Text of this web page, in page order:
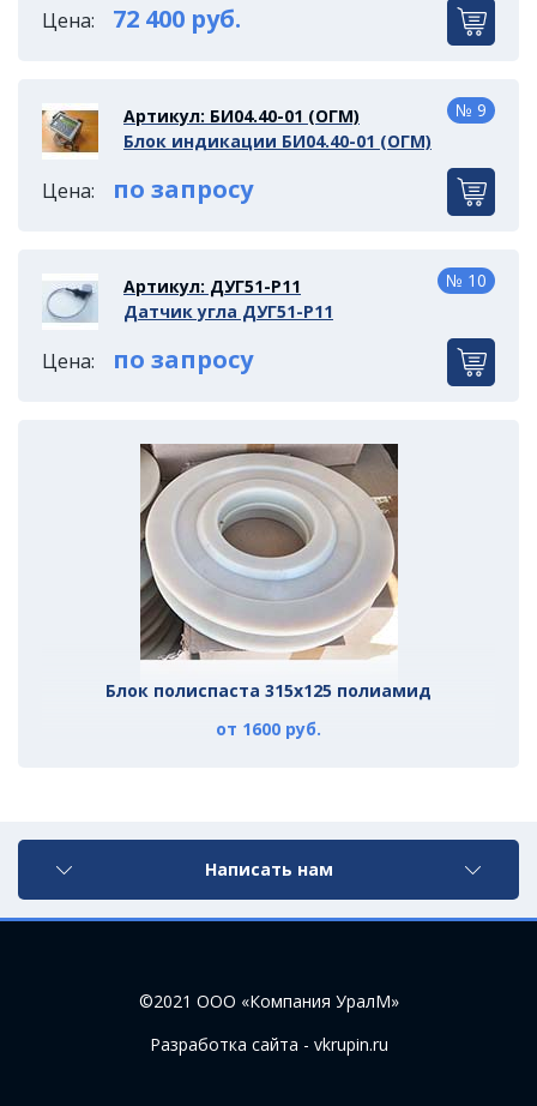
Цена: 72 400 руб.
Артикул: БИ04.40-01 (ОГМ)
Блок индикации БИ04.40-01 (ОГМ)
Цена: по запросу
№ 9
Артикул: ДУГ51-Р11
Датчик угла ДУГ51-Р11
Цена: по запросу
№ 10
Блок полиспаста 315х125 полиамид
от 1600 руб.
Написать нам
©2021 ООО «Компания УралМ»
Разработка сайта - vkrupin.ru